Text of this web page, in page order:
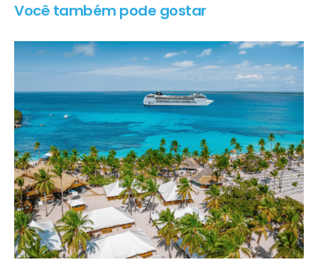
Você também pode gostar